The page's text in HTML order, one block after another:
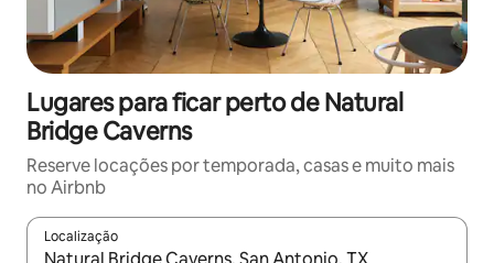
Lugares para ficar perto de Natural
Bridge Caverns
Reserve locações por temporada, casas e muito mais
no Airbnb
Localização
Quando os resultados estiverem disponíveis, explore-os